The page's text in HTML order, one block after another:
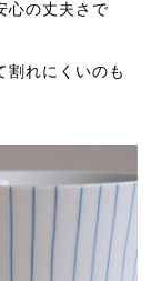
心の丈夫さで
割れにくいのも